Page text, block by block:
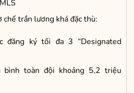
chế trần lương khá đặc thù:
đăng ký tối đa 3 “Designated
bình toàn đội khoảng 5,2 triệu